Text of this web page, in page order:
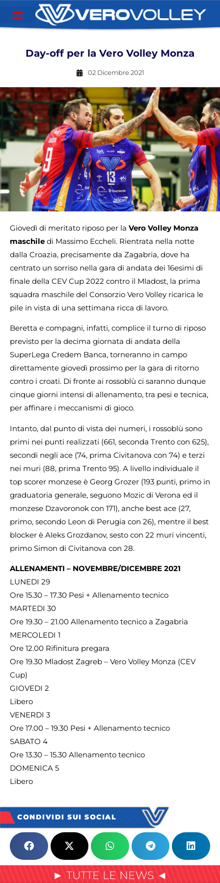
Day-off per la Vero Volley Monza
02 Dicembre 2021
Giovedì di meritato riposo per la Vero Volley Monza
maschile di Massimo Eccheli. Rientrata nella notte
dalla Croazia, precisamente da Zagabria, dove ha
centrato un sorriso nella gara di andata dei 16esimi di
finale della CEV Cup 2022 contro il Mladost, la prima
squadra maschile del Consorzio Vero Volley ricarica le
pile in vista di una settimana ricca di lavoro.
Beretta e compagni, infatti, complice il turno di riposo
previsto per la decima giornata di andata della
SuperLega Credem Banca, torneranno in campo
direttamente giovedì prossimo per la gara di ritorno
contro i croati. Di fronte ai rossoblù ci saranno dunque
cinque giorni intensi di allenamento, tra pesi e tecnica,
per affinare i meccanismi di gioco.
Intanto, dal punto di vista dei numeri, i rossoblù sono
primi nei punti realizzati (661, seconda Trento con 625),
secondi negli ace (74, prima Civitanova con 74) e terzi
nei muri (88, prima Trento 95). A livello individuale il
top scorer monzese è Georg Grozer (193 punti, primo in
graduatoria generale, seguono Mozic di Verona ed il
monzese Dzavoronok con 171), anche best ace (27,
primo, secondo Leon di Perugia con 26), mentre il best
blocker è Aleks Grozdanov, sesto con 22 muri vincenti,
primo Simon di Civitanova con 28.
ALLENAMENTI – NOVEMBRE/DICEMBRE 2021
LUNEDI 29
Ore 15.30 – 17.30 Pesi + Allenamento tecnico
MARTEDI 30
Ore 19.30 – 21.00 Allenamento tecnico a Zagabria
MERCOLEDI 1
Ore 12.00 Rifinitura pregara
Ore 19.30 Mladost Zagreb – Vero Volley Monza (CEV
Cup)
GIOVEDI 2
Libero
VENERDI 3
Ore 17.00 – 19.30 Pesi + Allenamento tecnico
SABATO 4
Ore 13.30 – 15.30 Allenamento tecnico
DOMENICA 5
Libero
CONDIVIDI SUI SOCIAL
► TUTTE LE NEWS ◄